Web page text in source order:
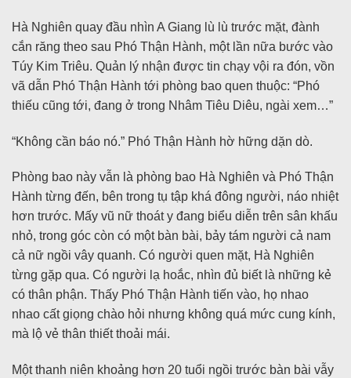
Hà Nghiên quay đầu nhìn A Giang lù lù trước mặt, đành
cắn răng theo sau Phó Thận Hành, một lần nữa bước vào
Túy Kim Triêu. Quản lý nhận được tin chạy vội ra đón, vồn
vã dẫn Phó Thận Hành tới phòng bao quen thuộc: “Phó
thiếu cũng tới, đang ở trong Nhâm Tiêu Diêu, ngài xem…”
“Không cần báo nó.” Phó Thận Hành hờ hững dặn dò.
Phòng bao này vẫn là phòng bao Hà Nghiên và Phó Thận
Hành từng đến, bên trong tụ tập khá đông người, náo nhiệt
hơn trước. Mấy vũ nữ thoát y đang biểu diễn trên sân khấu
nhỏ, trong góc còn có một bàn bài, bảy tám người cả nam
cả nữ ngồi vây quanh. Có người quen mặt, Hà Nghiên
từng gặp qua. Có người lạ hoắc, nhìn đủ biết là những kẻ
có thân phận. Thấy Phó Thận Hành tiến vào, họ nhao
nhao cất giọng chào hỏi nhưng không quá mức cung kính,
mà lộ vẻ thân thiết thoải mái.
Một thanh niên khoảng hơn 20 tuổi ngồi trước bàn bài vẫy